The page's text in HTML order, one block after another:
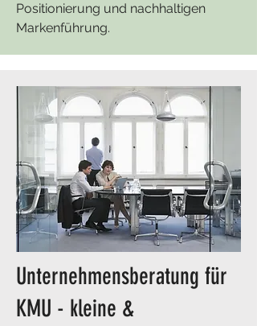
Positionierung und nachhaltigen
Markenführung.
Unternehmensberatung für
KMU - kleine &